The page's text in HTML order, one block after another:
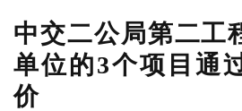
中交二公局第二工
单位的3个项目通
价